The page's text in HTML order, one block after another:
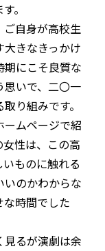
。
自身が高校生
きなきっかけ
期にこそ良質な
いで、二〇一
り組みです。
ムページで紹
性は、この高
ものに触れる
いのかわからな
時間でした
るが演劇は余